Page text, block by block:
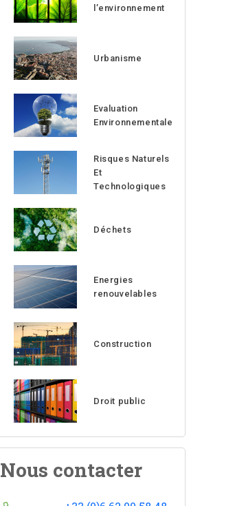
l’environnement
Urbanisme
Evaluation
Environnementale
Risques Naturels
Et
Technologiques
Déchets
Energies
renouvelables
Construction
Droit public
Nous contacter